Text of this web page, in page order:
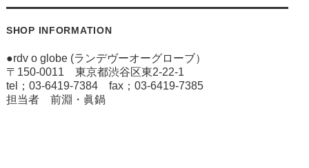
SHOP INFORMATION
●rdv o globe (ランデヴーオーグローブ）
〒150-0011 東京都渋谷区東2-22-1
tel；03-6419-7384 fax；03-6419-7385
担当者 前淵・眞鍋